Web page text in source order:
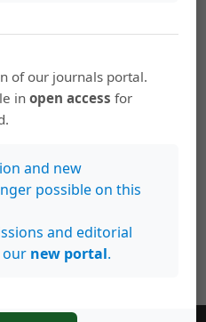
of our journals portal.
inopen access for
and new
possible on this
and editorial
our new portal.